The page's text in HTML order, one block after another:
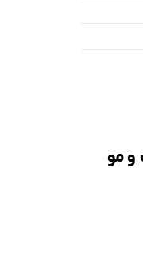
مو